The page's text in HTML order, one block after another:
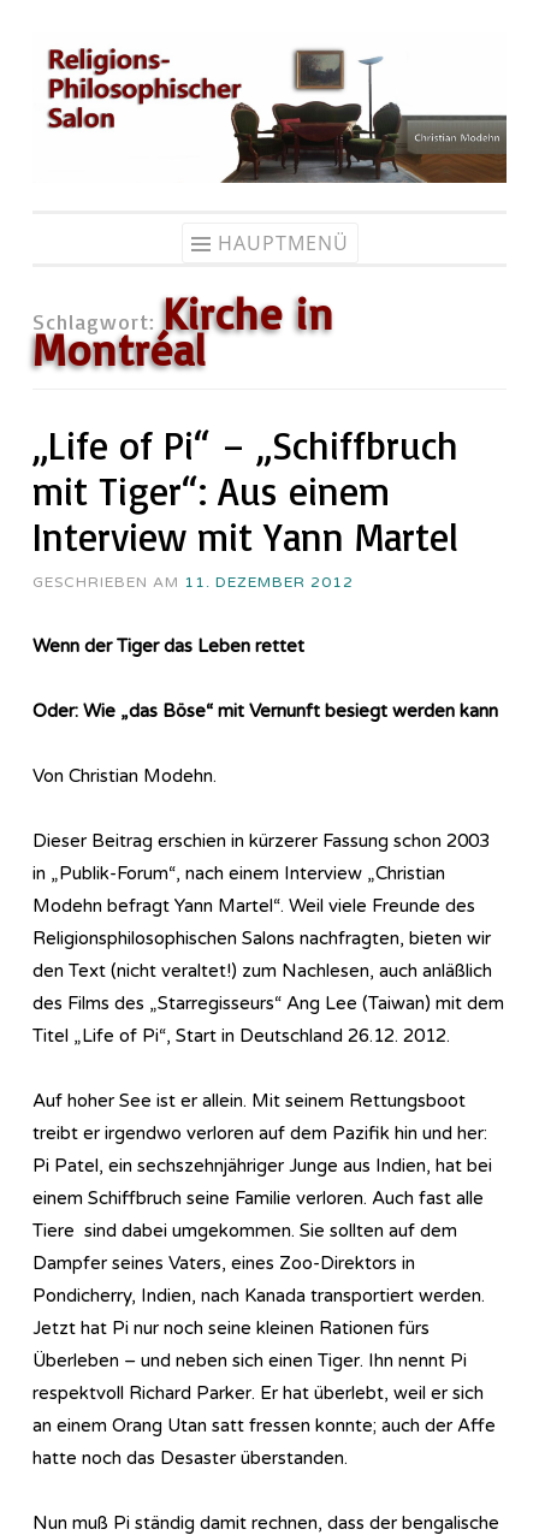
Zum
Inhalt
springen
HAUPTMENÜ
Schlagwort: Kirche in
Montréal
„Life of Pi“ – „Schiffbruch
mit Tiger“: Aus einem
Interview mit Yann Martel
GESCHRIEBEN AM 11. DEZEMBER 2012
Wenn der Tiger das Leben rettet
Oder: Wie „das Böse“ mit Vernunft besiegt werden kann
Von Christian Modehn.
Dieser Beitrag erschien in kürzerer Fassung schon 2003
in „Publik-Forum“, nach einem Interview „Christian
Modehn befragt Yann Martel“. Weil viele Freunde des
Re­li­gi­ons­phi­lo­so­phi­sch­en Salons nachfragten, bieten wir
den Text (nicht veraltet!) zum Nachlesen, auch anläßlich
des Films des „Starregisseurs“ Ang Lee (Taiwan) mit dem
Titel „Life of Pi“, Start in Deutschland 26.12. 2012.
Auf hoher See ist er allein. Mit seinem Rettungsboot
treibt er irgendwo verloren auf dem Pazifik hin und her:
Pi Patel, ein sechszehnjähriger Junge aus Indien, hat bei
einem Schiffbruch seine Familie verloren. Auch fast alle
Tiere sind dabei umgekommen. Sie sollten auf dem
Dampfer seines Vaters, eines Zoo-Direktors in
Pondicherry, Indien, nach Kanada transportiert werden.
Jetzt hat Pi nur noch seine kleinen Rationen fürs
Überleben – und neben sich einen Tiger. Ihn nennt Pi
respektvoll Richard Parker. Er hat überlebt, weil er sich
an einem Orang Utan satt fressen konnte; auch der Affe
hatte noch das Desaster überstanden.
Nun muß Pi ständig damit rechnen, dass der bengalische